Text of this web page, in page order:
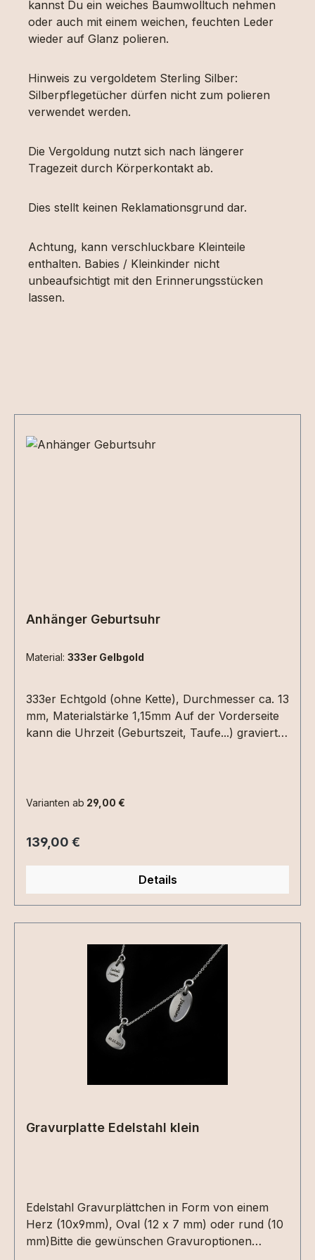
kannst Du ein weiches Baumwolltuch nehmen
oder auch mit einem weichen, feuchten Leder
wieder auf Glanz polieren.
Hinweis zu vergoldetem Sterling Silber:
Silberpflegetücher dürfen nicht zum polieren
verwendet werden.
Die Vergoldung nutzt sich nach längerer
Tragezeit durch Körperkontakt ab.
Dies stellt keinen Reklamationsgrund dar.
Achtung, kann verschluckbare Kleinteile
enthalten. Babies / Kleinkinder nicht
unbeaufsichtigt mit den Erinnerungsstücken
lassen.
Anhänger Geburtsuhr
Material: 333er Gelbgold
333er Echtgold (ohne Kette), Durchmesser ca. 13
mm, Materialstärke 1,15mm Auf der Vorderseite
kann die Uhrzeit (Geburtszeit, Taufe...) graviert
Zeichen.Bitte die entsprechenden
Varianten ab 29,00 €
Regulärer Preis:
139,00 €
Details
Gravurplatte Edelstahl klein
Edelstahl Gravurplättchen in Form von einem
Herz (10x9mm), Oval (12 x 7 mm) oder rund (10
mm)Bitte die gewünschen Gravuroptionen